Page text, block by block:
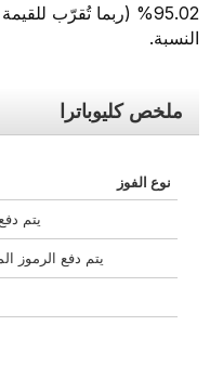
95.02% (ربما تُقرّب
النسبة.
ملخص كليوباترا
نوع الفوز
يتم
يتم دفع الرموز